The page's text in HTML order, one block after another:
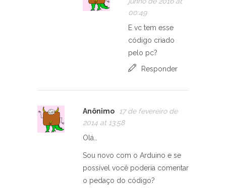
00:49
E vc tem esse
código criado
pelo pc?
Responder
Anônimo
17 de fevereiro de
2014 at 13:58
Olá…
Sou novo com o Arduino e se
possível você poderia comentar
o pedaço do código?